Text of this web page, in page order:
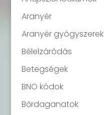
Aranyér
Aranyér gyógyszerek
Bélelzáródás
Betegségek
BNO kódok
Bőrdaganatok